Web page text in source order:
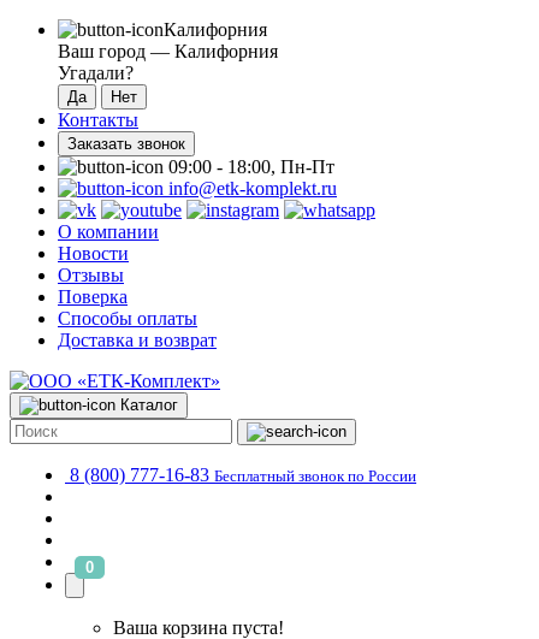
Калифорния
Ваш город — Калифорния
Угадали?
Контакты
Заказать звонок
09:00 - 18:00, Пн-Пт
info@etk-komplekt.ru
О компании
Новости
Отзывы
Поверка
Способы оплаты
Доставка и возврат
Каталог
8 (800) 777-16-83 Бесплатный звонок по России
0
Ваша корзина пуста!